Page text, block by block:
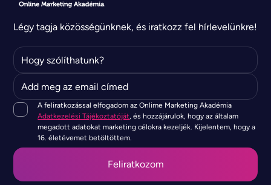
Légy tagja közösségünknek, és iratkozz fel hírlevelünkre!
A feliratkozással elfogadom az Onlime Marketing Akadémia
Adatkezelési Tájékoztatóját, és hozzájárulok, hogy az általam
megadott adatokat marketing célokra kezeljék. Kijelentem, hogy a
16. életévemet betöltöttem.